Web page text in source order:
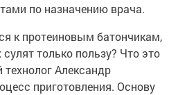
по назначению врача.
к протеиновым батончикам,
только пользу? Что это
Александр
приготовления. Основу